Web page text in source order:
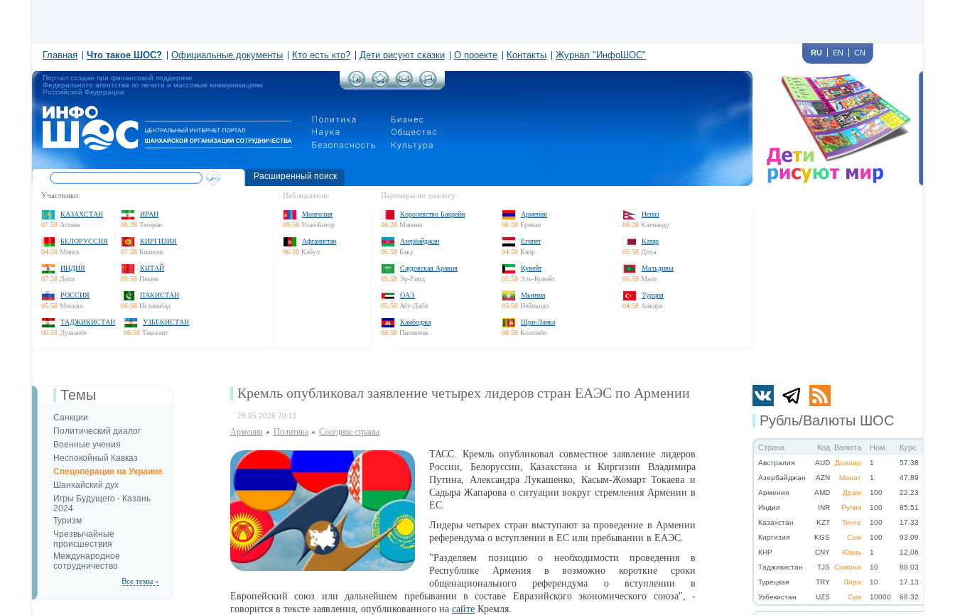
Главная Что такое ШОС? Официальные документы Кто есть кто? Дети рисуют сказки О проекте Контакты Журнал "ИнфоШОС" RU EN CN
Портал создан при финансовой поддержке
Федерального агентства по печати и массовым коммуникациям
Российской Федерации
Расширенный поиск
Участники:
КАЗАХСТАН
07:58 Астана
ИРАН
06:28 Тегеран
БЕЛОРУССИЯ
04:58 Минск
КИРГИЗИЯ
07:58 Бишкек
ИНДИЯ
07:28 Дели
КИТАЙ
09:58 Пекин
РОССИЯ
05:58 Москва
ПАКИСТАН
06:58 Исламабад
ТАДЖИКИСТАН
06:58 Душанбе
УЗБЕКИСТАН
06:58 Ташкент
Наблюдатели:
Монголия
09:58 Улан-Батор
Афганистан
06:28 Кабул
Партнеры по диалогу:
Королевство Бахрейн
06:28 Манама
Армения
06:28 Ереван
Непал
06:28 Катманду
Азербайджан
06:58 Баку
Египет
04:58 Каир
Катар
05:58 Доха
Саудовская Аравия
05:58 Эр-Рияд
Кувейт
05:58 Эль-Кувейт
Мальдивы
05:58 Мале
ОАЭ
05:58 Абу-Даби
Мьянма
05:58 Нейпьидо
Турция
04:58 Анкара
Камбоджа
08:58 Пномпень
Шри-Ланка
08:58 Коломбо
Рубль/Валюты ШОС
Страна Код Валюта Ном. Курс
Австралия AUD Доллар 1
57.38
Азербайджан
AZN Манат 1
47.89
Армения
AMD Драм 100
22.23
Индия
INR Рупия 100
85.51
Казахстан
KZT Тенге 100
17.33
Киргизия
KGS Сом 100
93.09
КНР
CNY Юань 1
12.06
Таджикистан
TJS Сомони 10
88.03
Турецкая
TRY Лира 10
17.13
Узбекистан
UZS Сум 10000 68.32
Темы
Санкции
Политический диалог
Военные учения
Неспокойный Кавказ
Спецоперация на Украине
Шанхайский дух
Игры Будущего - Казань
2024
Туризм
Чрезвычайные
происшествия
Международное
сотрудничество
Все темы »
Кремль опубликовал заявление четырех лидеров стран ЕАЭС по Армении
29.05.2026 20:11
Армения Политика Соседние страны
ТАСС. Кремль опубликовал совместное заявление лидеров
России, Белоруссии, Казахстана и Киргизии Владимира
Путина, Александра Лукашенко, Касым-Жомарт Токаева и
Садыра Жапарова о ситуации вокруг стремления Армении в
ЕС.
Лидеры четырех стран выступают за проведение в Армении
референдума о вступлении в ЕС или пребывании в ЕАЭС.
"Разделяем позицию о необходимости проведения в
Республике Армения в возможно короткие сроки
общенационального референдума о вступлении в
Европейский союз или дальнейшем пребывании в составе Евразийского экономического союза", -
говорится в тексте заявления, опубликованного на сайте Кремля.